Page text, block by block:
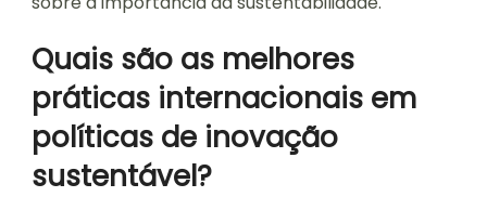
Quais são as melhores
práticas internacionais em
políticas de inovação
sustentável?